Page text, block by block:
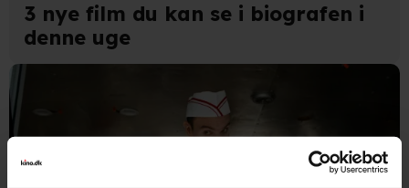
3 nye film du kan se i biografen i
denne uge